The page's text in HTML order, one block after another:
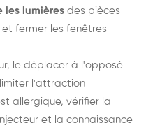
les lumières des pièces
fermer les fenêtres
le déplacer à l'opposé
l'attraction
allergique, vérifier la
et la connaissance